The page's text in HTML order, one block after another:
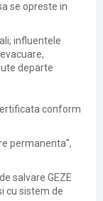
se opreste in
influentele
departe
conform
permanenta",
salvare GEZE
cu sistem de